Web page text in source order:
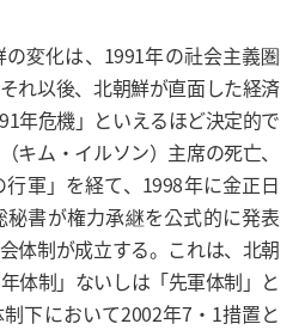
変化は、1991年の社会主義圏
れ以後、北朝鮮が直面した経済
年危機」といえるほど決定的で
キム・イルソン）主席の死亡、
軍」を経て、1998年に金正日
秘書が権力承継を公式的に発表
体制が成立する。これは、北朝
体制」ないしは「先軍体制」と
下において2002年7・1措置と